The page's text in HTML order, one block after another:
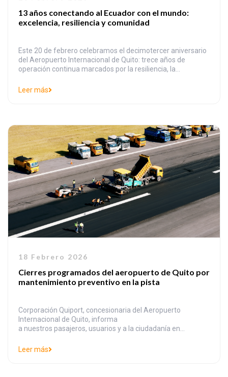
13 años conectando al Ecuador con el mundo:
excelencia, resiliencia y comunidad
Este 20 de febrero celebramos el decimotercer aniversario
del Aeropuerto Internacional de Quito: trece años de
operación continua marcados por la resiliencia, la
2013, el aeropuerto ha sido testigo y protagonista de
Leer más
18 Febrero 2026
Cierres programados del aeropuerto de Quito por
mantenimiento preventivo en la pista
Corporación Quiport, concesionaria del Aeropuerto
Internacional de Quito, informa
a nuestros pasajeros, usuarios y a la ciudadanía en
preventivo en la pista, las operaciones aéreas estarán
Leer más